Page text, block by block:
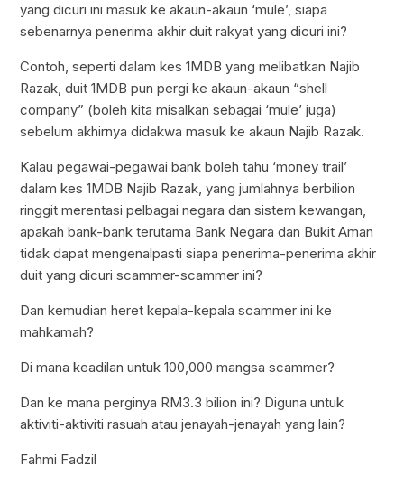
yang dicuri ini masuk ke akaun-akaun ‘mule’, siapa
sebenarnya penerima akhir duit rakyat yang dicuri ini?
Contoh, seperti dalam kes 1MDB yang melibatkan Najib
Razak, duit 1MDB pun pergi ke akaun-akaun “shell
company” (boleh kita misalkan sebagai ‘mule’ juga)
sebelum akhirnya didakwa masuk ke akaun Najib Razak.
Kalau pegawai-pegawai bank boleh tahu ‘money trail’
dalam kes 1MDB Najib Razak, yang jumlahnya berbilion
ringgit merentasi pelbagai negara dan sistem kewangan,
apakah bank-bank terutama Bank Negara dan Bukit Aman
tidak dapat mengenalpasti siapa penerima-penerima akhir
duit yang dicuri scammer-scammer ini?
Dan kemudian heret kepala-kepala scammer ini ke
mahkamah?
Di mana keadilan untuk 100,000 mangsa scammer?
Dan ke mana perginya RM3.3 bilion ini? Diguna untuk
aktiviti-aktiviti rasuah atau jenayah-jenayah yang lain?
Fahmi Fadzil